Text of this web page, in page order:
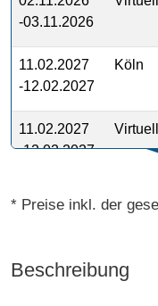
-03.11.2026
11.02.2027
-12.02.2027
Köln
11.02.2027
-12.02.2027
* Preise inkl. der
Beschreibung